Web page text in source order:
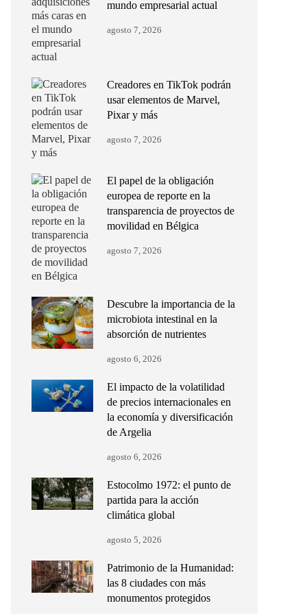
mundo empresarial actual
agosto 7, 2026
Creadores en TikTok podrán
usar elementos de Marvel,
Pixar y más
agosto 7, 2026
El papel de la obligación
europea de reporte en la
transparencia de proyectos de
movilidad en Bélgica
agosto 7, 2026
Descubre la importancia de la
microbiota intestinal en la
absorción de nutrientes
agosto 6, 2026
El impacto de la volatilidad
de precios internacionales en
la economía y diversificación
de Argelia
agosto 6, 2026
Estocolmo 1972: el punto de
partida para la acción
climática global
agosto 5, 2026
Patrimonio de la Humanidad:
las 8 ciudades con más
monumentos protegidos